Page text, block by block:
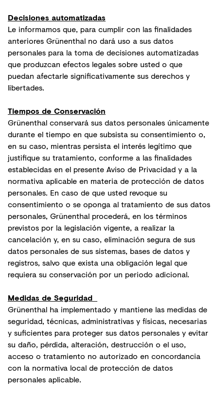
Decisiones automatizadas
Le informamos que, para cumplir con las finalidades
anteriores Grünenthal no dará uso a sus datos
personales para la toma de decisiones automatizadas
que produzcan efectos legales sobre usted o que
puedan afectarle significativamente sus derechos y
libertades.
Tiempos de Conservación
Grünenthal conservará sus datos personales únicamente
durante el tiempo en que subsista su consentimiento o,
en su caso, mientras persista el interés legítimo que
justifique su tratamiento, conforme a las finalidades
establecidas en el presente Aviso de Privacidad y a la
normativa aplicable en materia de protección de datos
personales. En caso de que usted revoque su
consentimiento o se oponga al tratamiento de sus datos
personales, Grünenthal procederá, en los términos
previstos por la legislación vigente, a realizar la
cancelación y, en su caso, eliminación segura de sus
datos personales de sus sistemas, bases de datos y
registros, salvo que exista una obligación legal que
requiera su conservación por un periodo adicional.
Medidas de Seguridad
Grünenthal ha implementado y mantiene las medidas de
seguridad, técnicas, administrativas y físicas, necesarias
y suficientes para proteger sus datos personales y evitar
su daño, pérdida, alteración, destrucción o el uso,
acceso o tratamiento no autorizado en concordancia
con la normativa local de protección de datos
personales aplicable.